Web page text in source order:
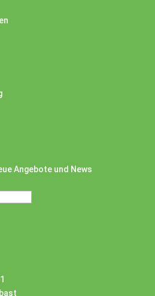
Angebote und News